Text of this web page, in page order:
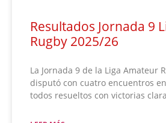
Resultados Jornada 9
Rugby 2025/26
La Jornada 9 de la Liga Amateur
disputó con cuatro encuentros
todos resueltos con victorias